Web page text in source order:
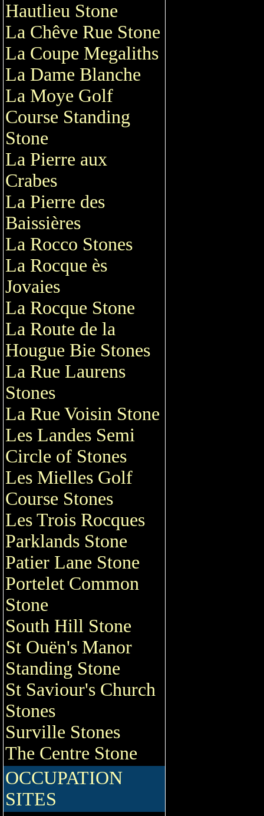
Hautlieu Stone
La Chêve Rue Stone
La Coupe Megaliths
La Dame Blanche
La Moye Golf
Course Standing
Stone
La Pierre aux
Crabes
La Pierre des
Baissières
La Rocco Stones
La Rocque ès
Jovaies
La Rocque Stone
La Route de la
Hougue Bie Stones
La Rue Laurens
Stones
La Rue Voisin Stone
Les Landes Semi
Circle of Stones
Les Mielles Golf
Course Stones
Les Trois Rocques
Parklands Stone
Patier Lane Stone
Portelet Common
Stone
South Hill Stone
St Ouën's Manor
Standing Stone
St Saviour's Church
Stones
Surville Stones
The Centre Stone
OCCUPATION
SITES